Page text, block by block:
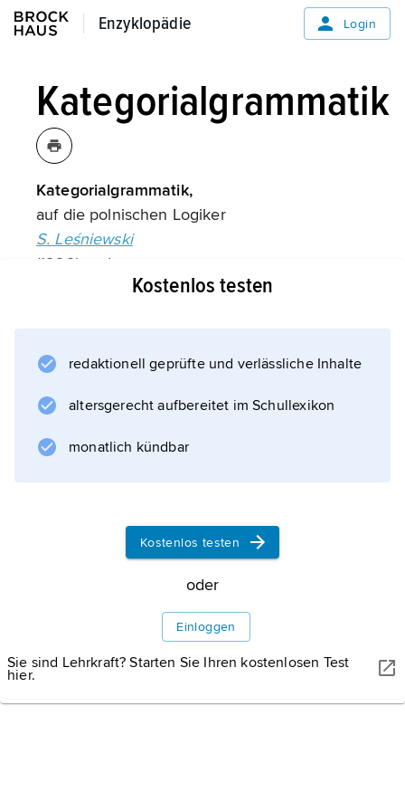
Enzyklopädie
Enzyklopädie Login
Kategorialgrammatik
Kategorialgrammatik,
auf die polnischen Logiker
S. Leśniewski
(1929) und
K. Ajdukiewicz
syntaktischen Beschreibung von Sätzen, die
Y. Bar-Hillel
1953 auf natürliche Sprachen übertragen
wurde. Von besonderer Bedeutung für die
Montague-Grammatik
sowie ihren starken Einfluss auf einen
Kostenlos testen
redaktionell geprüfte und verlässliche Inhalte
altersgerecht aufbereitet im Schullexikon
monatlich kündbar
Kostenlos testen
oder
Einloggen
Sie sind Lehrkraft? Starten Sie Ihren kostenlosen Test
hier.